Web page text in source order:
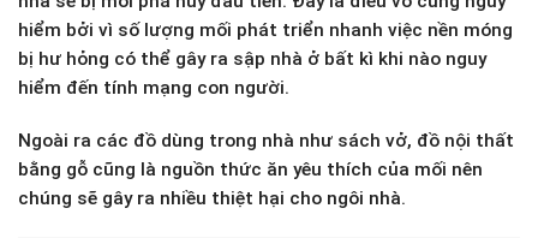
hiểm bởi vì số lượng mối phát triển nhanh việc nền móng
bị hư hỏng có thể gây ra sập nhà ở bất kì khi nào nguy
hiểm đến tính mạng con người.
Ngoài ra các đồ dùng trong nhà như sách vở, đồ nội thất
bằng gỗ cũng là nguồn thức ăn yêu thích của mối nên
chúng sẽ gây ra nhiều thiệt hại cho ngôi nhà.